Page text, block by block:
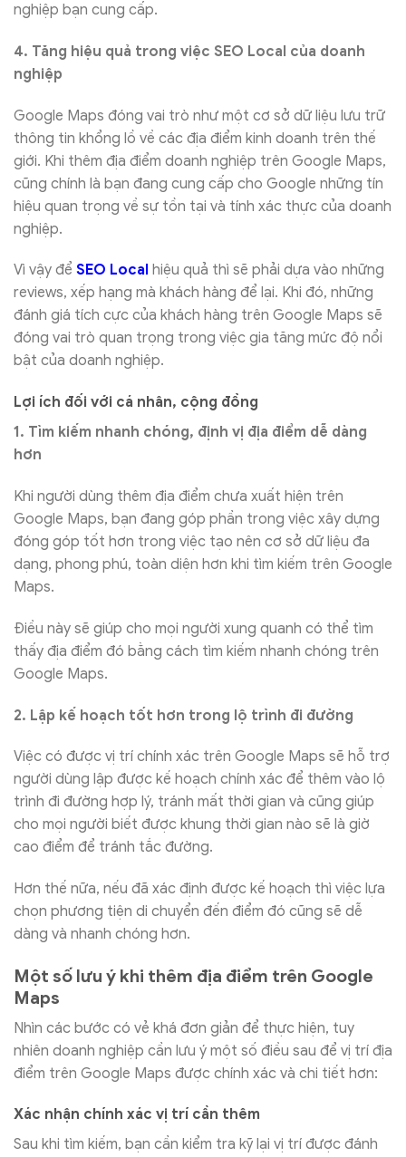
nghiệp bạn cung cấp.
4. Tăng hiệu quả trong việc SEO Local của doanh
nghiệp
Google Maps đóng vai trò như một cơ sở dữ liệu lưu trữ
thông tin khổng lồ về các địa điểm kinh doanh trên thế
giới. Khi thêm địa điểm doanh nghiệp trên Google Maps,
cũng chính là bạn đang cung cấp cho Google những tín
hiệu quan trọng về sự tồn tại và tính xác thực của doanh
nghiệp.
Vì vậy để SEO Local hiệu quả thì sẽ phải dựa vào những
reviews, xếp hạng mà khách hàng để lại. Khi đó, những
đánh giá tích cực của khách hàng trên Google Maps sẽ
đóng vai trò quan trọng trong việc gia tăng mức độ nổi
bật của doanh nghiệp.
Lợi ích đối với cá nhân, cộng đồng
1. Tìm kiếm nhanh chóng, định vị địa điểm dễ dàng
hơn
Khi người dùng thêm địa điểm chưa xuất hiện trên
Google Maps, bạn đang góp phần trong việc xây dựng
đóng góp tốt hơn trong việc tạo nên cơ sở dữ liệu đa
dạng, phong phú, toàn diện hơn khi tìm kiếm trên Google
Maps.
Điều này sẽ giúp cho mọi người xung quanh có thể tìm
thấy địa điểm đó bằng cách tìm kiếm nhanh chóng trên
Google Maps.
2. Lập kế hoạch tốt hơn trong lộ trình đi đường
Việc có được vị trí chính xác trên Google Maps sẽ hỗ trợ
người dùng lập được kế hoạch chính xác để thêm vào lộ
trình đi đường hợp lý, tránh mất thời gian và cũng giúp
cho mọi người biết được khung thời gian nào sẽ là giờ
cao điểm để tránh tắc đường.
Hơn thế nữa, nếu đã xác định được kế hoạch thì việc lựa
chọn phương tiện di chuyển đến điểm đó cũng sẽ dễ
dàng và nhanh chóng hơn.
Một số lưu ý khi thêm địa điểm trên Google
Maps
Nhìn các bước có vẻ khá đơn giản để thực hiện, tuy
nhiên doanh nghiệp cần lưu ý một số điều sau để vị trí địa
điểm trên Google Maps được chính xác và chi tiết hơn:
Xác nhận chính xác vị trí cần thêm
Sau khi tìm kiếm, bạn cần kiểm tra kỹ lại vị trí được đánh